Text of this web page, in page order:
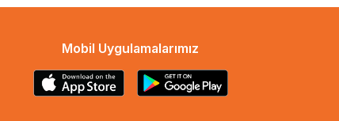
Mobil Uygulamalarımız